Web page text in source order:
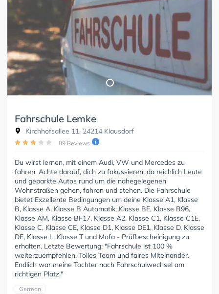
Fahrschule Lemke
Kirchhofsallee 11, 24214 Klausdorf
89 Reviews
Du wirst lernen, mit einem Audi, VW und Mercedes zu
fahren. Achte darauf, dich zu fokussieren, da reichlich Leute
und geparkte Autos rund um die nahegelegenen
Wohnstraßen gehen, fahren und stehen. Die Fahrschule
bietet Exzellente Bedingungen um deine Klasse A1, Klasse
B, Klasse A, Klasse B Automatik, Klasse BE, Klasse B96,
Klasse AM, Klasse BF17, Klasse A2, Klasse C1, Klasse C1E,
Klasse C, Klasse CE, Klasse D1, Klasse DE1, Klasse D, Klasse
DE, Klasse L, Klasse T und Mofa - Prüfbescheinigung zu
erhalten. Letzte Bewertung: "Fahrschule ist 100 %
weiterzuempfehlen. Tolles Team und faires Miteinander.
Endlich war meine Tochter nach Fahrschulwechsel am
richtigen Platz."
German